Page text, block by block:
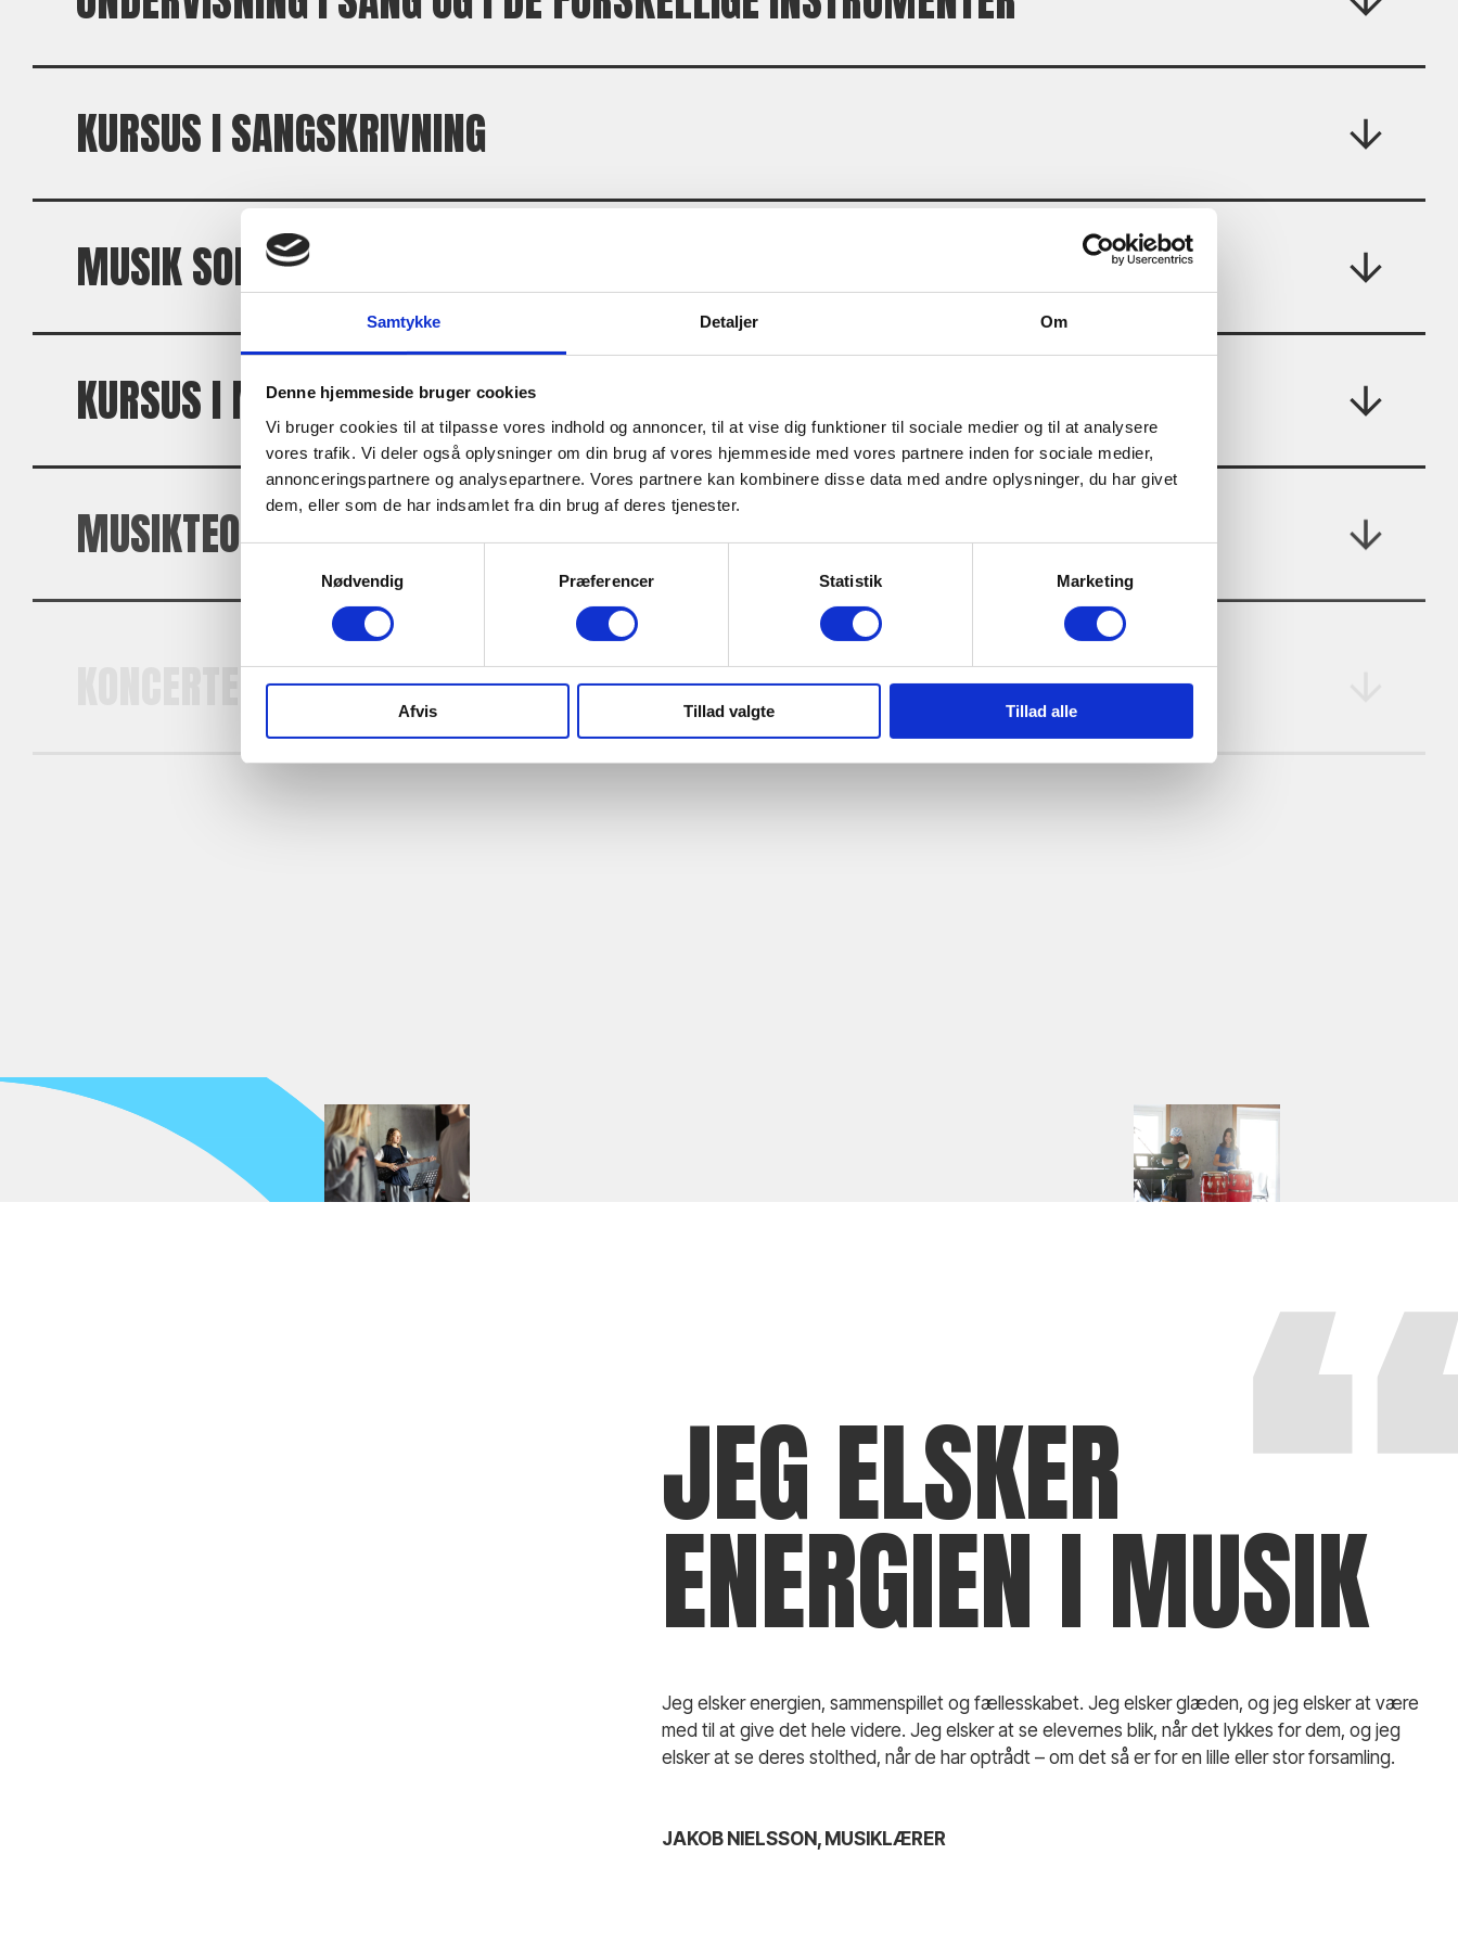
Samtykke Detaljer Om
Denne hjemmeside bruger cookies
Vi bruger cookies til at tilpasse vores indhold og annoncer, til at vise dig funktioner til sociale medier og til at analysere
vores trafik. Vi deler også oplysninger om din brug af vores hjemmeside med vores partnere inden for sociale medier,
annonceringspartnere og analysepartnere. Vores partnere kan kombinere disse data med andre oplysninger, du har givet
dem, eller som de har indsamlet fra din brug af deres tjenester.
Nødvendig
Præferencer Statistik Marketing
Afvis Tillad valgte Tillad alle
KURSUS I SANGSKRIVNING
MUSIK SOM LEG
KURSUS I MUSIKFORSTÅELSE
MUSIKTEORI
KONCERTER PÅ HØJSKOLEN
JEG ELSKER
ENERGIEN I MUSIK
Jeg elsker energien, sammenspillet og fællesskabet. Jeg elsker glæden, og jeg elsker at være
med til at give det hele videre. Jeg elsker at se elevernes blik, når det lykkes for dem, og jeg
elsker at se deres stolthed, når de har optrådt – om det så er for en lille eller stor forsamling.
JAKOB NIELSSON, MUSIKLÆRER